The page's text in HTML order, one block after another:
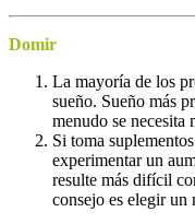
Domir
La mayoría de los
sueño. Sueño más
menudo se necesita
Si toma
experimentar un
resulte más difícil
consejo es elegir un